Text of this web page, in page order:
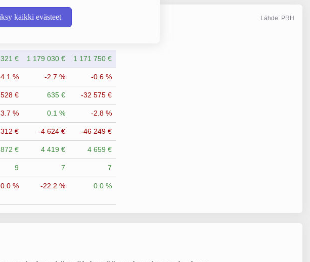
kaikki evästeet Lähde: PRH
€ 1 179 030 € 1 171 750 €
% -2.7 % -0.6 %
€ 635 € -32 575 €
% 0.1 % -2.8 %
€ -4 624 € -46 249 €
€ 4 419 € 4 659 €
9 7 7
% -22.2 % 0.0 %